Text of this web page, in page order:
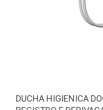
DUCHA HIGIENICA